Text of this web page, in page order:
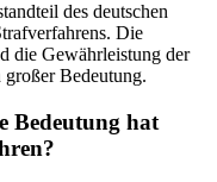
des deutschen
Die
die Gewährleistung der
Bedeutung.
Bedeutung hat